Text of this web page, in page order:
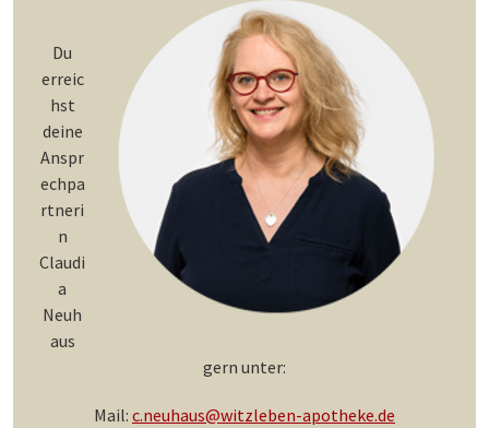
Du
erreic
hst
deine
Anspr
echpa
rtneri
n
Claudi
a
Neuh
aus
gern unter:
Mail: c.neuhaus@witzleben-apotheke.de